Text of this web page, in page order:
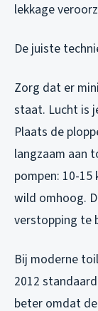
lekkage
De juiste
Zorg dat er
staat. Lucht is
Plaats de
langzaam aan
pompen: 10-
wild omhoog.
verstopping te
Bij moderne
2012
beter omdat